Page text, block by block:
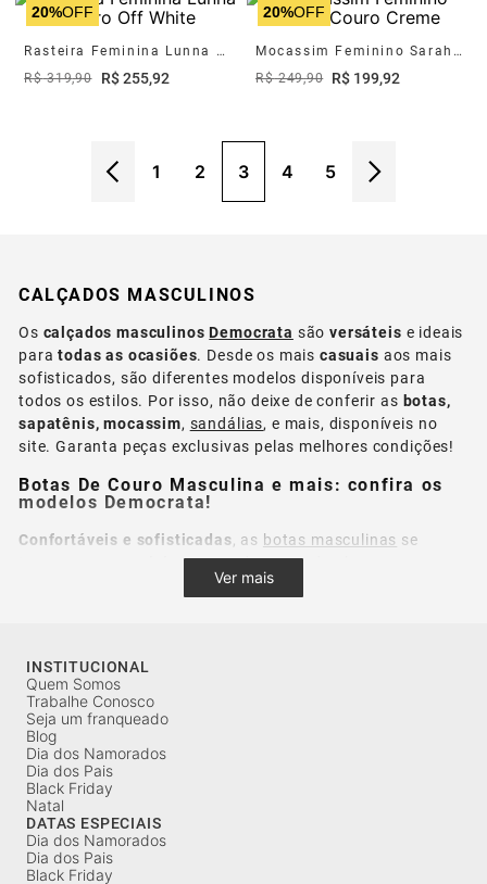
20%OFF
Rasteira Feminina Lunna Couro Off White
R$ 319,90 R$ 255,92
20%OFF
Mocassim Feminino Sarah Couro Creme
R$ 249,90 R$ 199,92
1 2 3 4 5
CALÇADOS MASCULINOS
Os calçados masculinosDemocrata sãoversáteis e ideais
paratodas as ocasiões. Desde os mais casuais aos mais
sofisticados, são diferentes modelos disponíveis para
todos os estilos. Por isso, não deixe de conferir as botas,
sapatênis, mocassim, sandálias, e mais, disponíveis no
site. Garanta peças exclusivas pelas melhores condições!
Botas De Couro Masculina e mais: confira os
modelos Democrata!
Confortáveis e sofisticadas , as botas masculinas se
no guarda roupa dos homens por
. E aDemocrata
oportunidade de saber mais sobre os nossos produtos e
como cuidar dos calçados de couro
Sapatênis Masculino: conforto e estilo em
apenas um calçado!
Se você procura por calçados para compor looks casuais, o
sapatênis masculino
atemporal e versátil
diferentes opções de roupas. Na
Ver mais
INSTITUCIONAL
Quem Somos
Trabalhe Conosco
Seja um franqueado
Blog
Dia dos Namorados
Dia dos Pais
Black Friday
Natal
DATAS ESPECIAIS
Dia dos Namorados
Dia dos Pais
Black Friday